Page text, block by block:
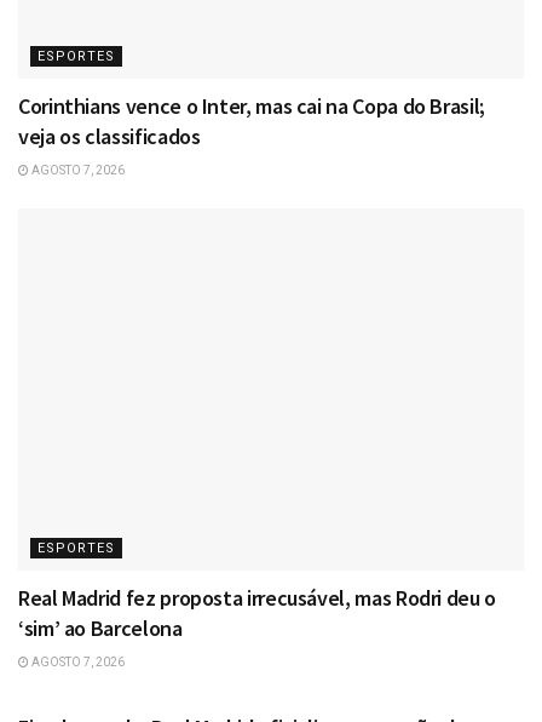
ESPORTES
Corinthians vence o Inter, mas cai na Copa do Brasil;
veja os classificados
AGOSTO 7, 2026
ESPORTES
Real Madrid fez proposta irrecusável, mas Rodri deu o
‘sim’ ao Barcelona
AGOSTO 7, 2026